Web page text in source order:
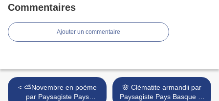
Commentaires
Ajouter un commentaire
< ⛅Novembre en poème
par Paysagiste Pays
🌸 Clématite armandii par
Paysagiste Pays Basque et